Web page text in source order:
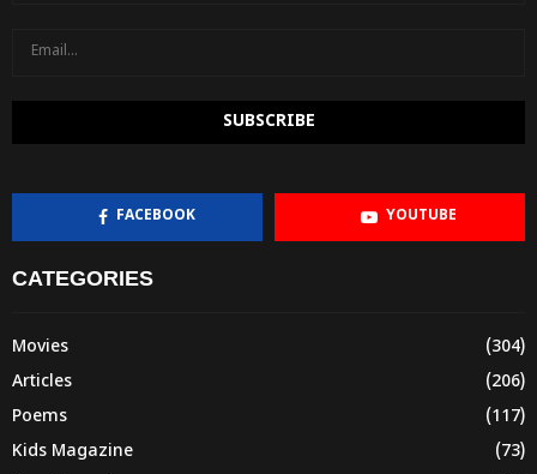
FACEBOOK YOUTUBE
CATEGORIES
Movies
(304)
Articles
(206)
Poems
(117)
Kids Magazine
(73)